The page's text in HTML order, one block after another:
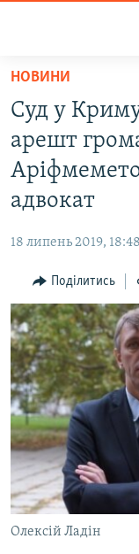
Перейти
основного
матеріалу
Перейти
до
основної
Перейти
пошуку
ВОДА.КРИМ
ВІДЕО ТА ФОТО
ІНТЕРВ'Ю
ВСЕ ЗА ДЕНЬ
СПЕЦПРОЕКТИ
ДЕПОРТАЦІЯ
ВІДЕОУРОКИ
СВІДЧЕННЯ ОКУПАЦІЇ
УКРАЇНСЬКА
ІНФОГРАФІКА
ЯК ОБІЙТИ
Русский
Qırımtatar
ДОЛУЧАЙСЯ!
НОВИНИ
Суд у
арешт
адвокат
18 липень 2019, 18:48
Поділитись
Олексій Ладін